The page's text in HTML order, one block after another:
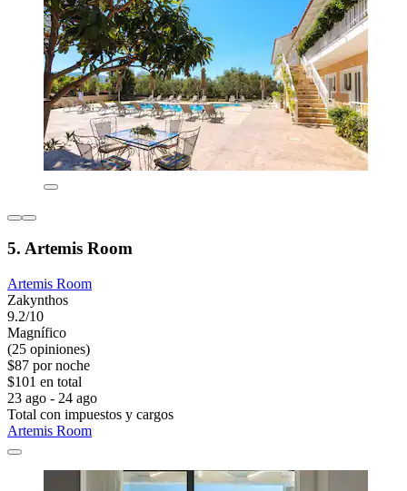
5. Artemis Room
Artemis Room
Zakynthos
9.2/10
Magnífico
(25 opiniones)
$87 por noche
$101 en total
23 ago - 24 ago
Total con impuestos y cargos
Artemis Room